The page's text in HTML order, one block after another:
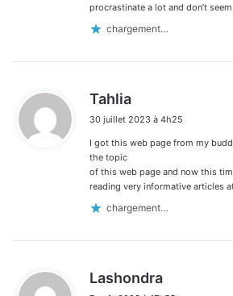
procrastinate a lot and don’t
chargement…
Tahlia
t
30 juillet 2023 à 4h25
I got this web page from my
the topic
of this web page and now this
reading very informative articles
chargement…
Lashondra